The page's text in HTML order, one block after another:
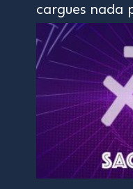
cargues nada